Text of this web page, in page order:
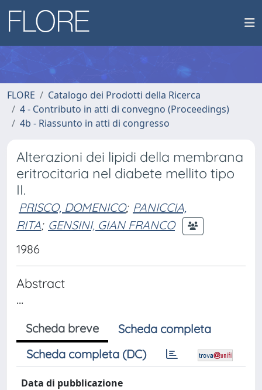
FLORE
Catalogo dei Prodotti della Ricerca
4 - Contributo in atti di convegno (Proceedings)
4b - Riassunto in atti di congresso
Alterazioni dei lipidi della membrana
eritrocitaria nel diabete mellito tipo
II.
PRISCO, DOMENICO; PANICCIA,
RITA; GENSINI, GIAN FRANCO
1986
Abstract
...
Scheda breve
Scheda completa
Scheda completa (DC)
Data di pubblicazione